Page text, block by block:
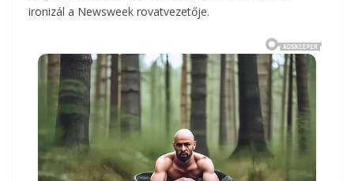
ironizál a Newsweek rovatvezetője.